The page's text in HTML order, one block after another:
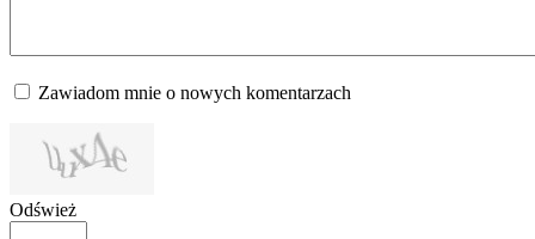
Zawiadom mnie o nowych komentarzach
Odśwież